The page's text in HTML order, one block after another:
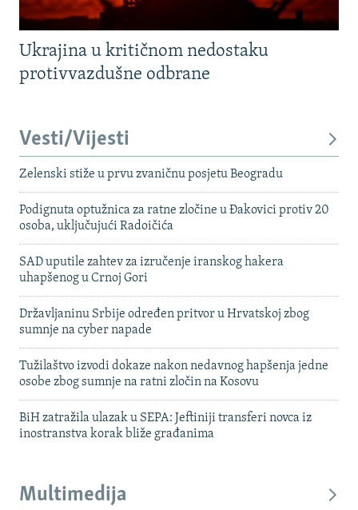
Ukrajina u kritičnom nedostaku
protivvazdušne odbrane
Vesti/Vijesti
Zelenski stiže u prvu zvaničnu posjetu Beogradu
Podignuta optužnica za ratne zločine u Đakovici protiv 20
osoba, uključujući Radoičića
SAD uputile zahtev za izručenje iranskog hakera
uhapšenog u Crnoj Gori
Državljaninu Srbije određen pritvor u Hrvatskoj zbog
sumnje na cyber napade
Tužilaštvo izvodi dokaze nakon nedavnog hapšenja jedne
osobe zbog sumnje na ratni zločin na Kosovu
BiH zatražila ulazak u SEPA: Jeftiniji transferi novca iz
inostranstva korak bliže građanima
Multimedija